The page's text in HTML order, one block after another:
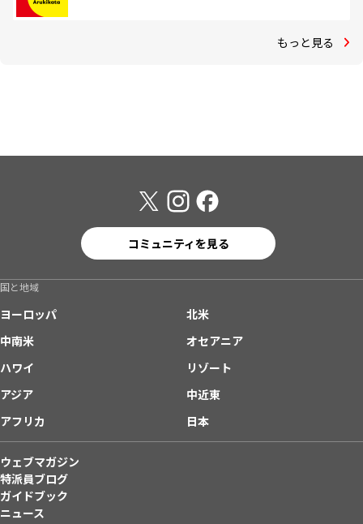
もっと見る
コミュニティを見る
国と地域
ヨーロッパ
北米
中南米
オセアニア
ハワイ
リゾート
アジア
中近東
アフリカ
日本
ウェブマガジン
特派員ブログ
ガイドブック
ニュース